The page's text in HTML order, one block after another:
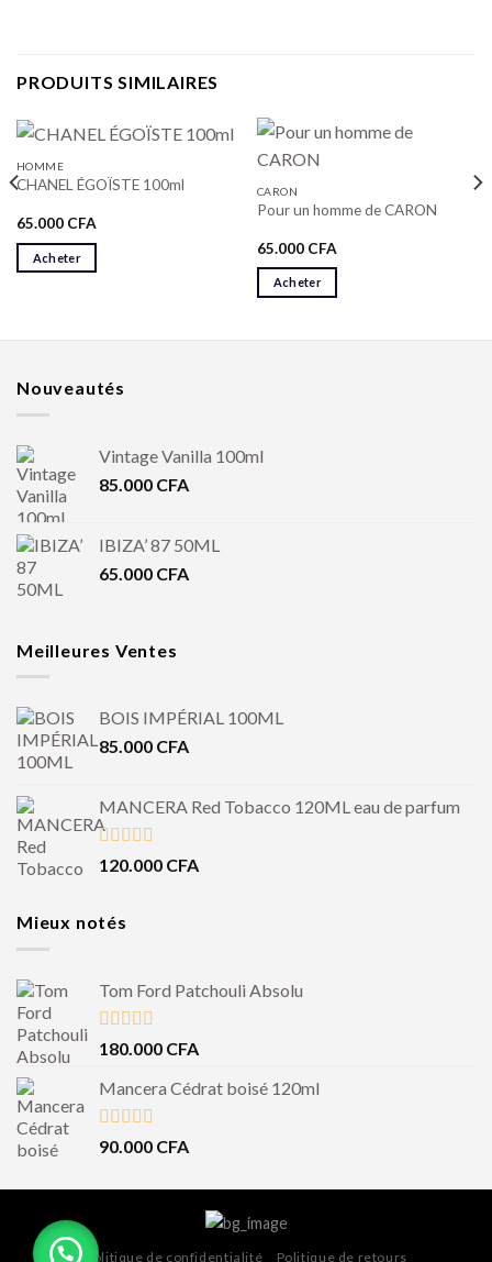
PRODUITS SIMILAIRES
HOMME
CHANEL ÉGOÏSTE 100ml
65.000 CFA
Acheter
CARON
Pour un homme de CARON
65.000 CFA
Acheter
Nouveautés
Vintage Vanilla 100ml
85.000 CFA
IBIZA’ 87 50ML
65.000 CFA
Meilleures Ventes
BOIS IMPÉRIAL 100ML
85.000 CFA
MANCERA Red Tobacco 120ML eau de parfum
Note4.50
120.000 CFA
Mieux notés
Tom Ford Patchouli Absolu
Note5.00
180.000 CFA
Mancera Cédrat boisé 120ml
Note5.00
90.000 CFA
Politique de confidentialité Politique de retours